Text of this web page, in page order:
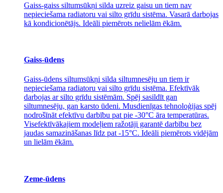
Gaiss-gaiss siltumsūkņi silda uzreiz gaisu un tiem nav
nepieciešama radiatoru vai silto grīdu sistēma. Vasarā darbojas
kā kondicionētājs. Ideāli piemērots nelielām ēkām.
Gaiss-ūdens
Gaiss-ūdens siltumsūkņi silda siltumnesēju un tiem ir
nepieciešama radiatoru vai silto grīdu sistēma. Efektīvāk
darbojas ar silto grīdu sistēmām. Spēj sasildīt gan
siltumnesēju, gan karsto ūdeni. Musdienīgas tehnoloģijas spēj
nodrošīnāt efektīvu darbību pat pie -30°C āra temperatūras.
Visefektīvākajiem modeļiem ražotāji garantē darbību bez
jaudas samazināšanas līdz pat -15°C. Ideāli piemērots vidējām
un lielām ēkām.
Zeme-ūdens